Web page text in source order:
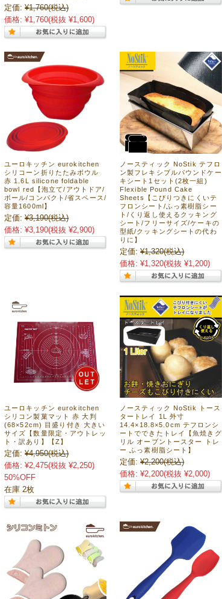
定価: ¥1,760(税込)
価格: ¥1,760(税抜 ¥1,600)
ユーロキッチン eurokitchen
シリコーン折りたたみボウル
赤 1.6L silicone foldable
bowl red【泡立て/アウトドア/
ボール/コンパクト/省スペース/
容量1600ml】
定価: ¥3,190(税込)
価格: ¥3,190(税抜 ¥2,900)
ノースティック NoStik テフロ
ン製フレキシブルパウンドケー
キシート1セット(2枚一組)
Flexible Pound Cake
Sheets【こびりつきにくいテ
フロンシート/ふっ素樹脂シー
ト/くり返し使えるクッキング
シート/フリーサイズ/ケーキの
型紙/クッキングシートの代わ
りに】
定価: ¥1,320(税込)
価格: ¥1,320(税抜 ¥1,200)
ユーロキッチン eurokitchen
シリコン製菓マット 赤 大判
(68×52cm) 目盛り付き 大きい
サイズ【数量限定・アウトレッ
ト・訳あり】【Z】
定価: ¥4,950(税込)
価格: ¥2,475(税抜 ¥2,250)
50%OFF
在庫 2枚
ノースティック NoStik トース
タートレイ 1L 外寸
14.4×18.8×5.0cm テフロンシ
ートでできたトレイ【魚焼きグ
リル オーブントースター トレ
ー ふっ素樹脂シート】
定価: ¥2,200(税込)
価格: ¥2,200(税抜 ¥2,000)